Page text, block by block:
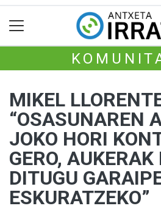
MIKEL
“OSASUNAREN
JOKO HORI
GERO,
DITUGU
ESKURATZEKO”